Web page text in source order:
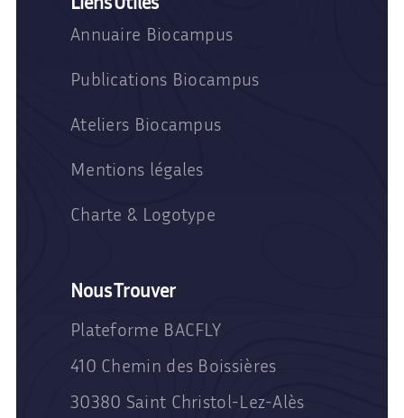
Annuaire Biocampus
Publications Biocampus
Ateliers Biocampus
Mentions légales
Charte & Logotype
Nous Trouver
Plateforme BACFLY
410 Chemin des Boissières
30380 Saint Christol-Lez-Alès